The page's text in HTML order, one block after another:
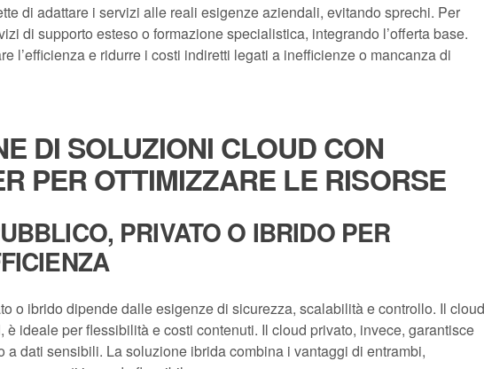
di adattare i servizi alle reali esigenze aziendali, evitando sprechi. Per
di supporto esteso o formazione specialistica, integrando l’offerta base.
l’efficienza e ridurre i costi indiretti legati a inefficienze o mancanza di
DI SOLUZIONI CLOUD CON
PER OTTIMIZZARE LE RISORSE
PRIVATO O IBRIDO PER
o ibrido dipende dalle esigenze di sicurezza, scalabilità e controllo. Il cloud
ideale per flessibilità e costi contenuti. Il cloud privato, invece, garantisce
a dati sensibili. La soluzione ibrida combina i vantaggi di entrambi,